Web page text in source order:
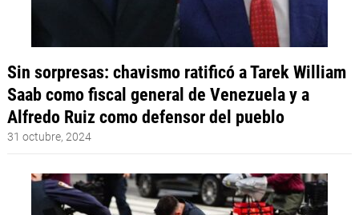
Sin sorpresas: chavismo ratificó a Tarek William
Saab como fiscal general de Venezuela y a
Alfredo Ruiz como defensor del pueblo
31 octubre, 2024